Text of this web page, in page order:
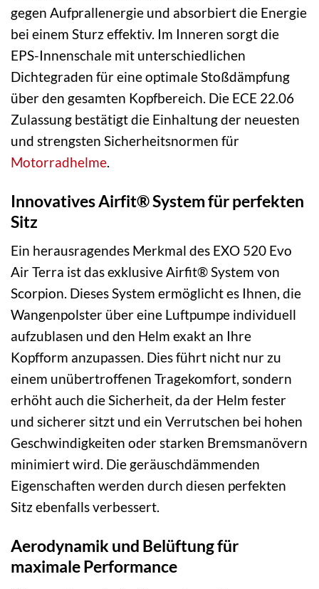
gegen Aufprallenergie und absorbiert die Energie
bei einem Sturz effektiv. Im Inneren sorgt die
EPS-Innenschale mit unterschiedlichen
Dichtegraden für eine optimale Stoßdämpfung
über den gesamten Kopfbereich. Die ECE 22.06
Zulassung bestätigt die Einhaltung der neuesten
und strengsten Sicherheitsnormen für
Motorradhelme
Innovatives Airfit® System für perfekten
Sitz
Ein herausragendes Merkmal des EXO 520 Evo
Air Terra ist das exklusive Airfit® System von
Scorpion. Dieses System ermöglicht es Ihnen, die
Wangenpolster über eine Luftpumpe individuell
aufzublasen und den Helm exakt an Ihre
Kopfform anzupassen. Dies führt nicht nur zu
einem unübertroffenen Tragekomfort, sondern
erhöht auch die Sicherheit, da der Helm fester
und sicherer sitzt und ein Verrutschen bei hohen
Geschwindigkeiten oder starken Bremsmanövern
minimiert wird. Die geräuschdämmenden
Eigenschaften werden durch diesen perfekten
Sitz ebenfalls verbessert.
Aerodynamik und Belüftung für
maximale Performance